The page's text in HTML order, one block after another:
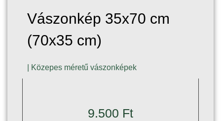
Vászonkép 35x70 cm
(70x35 cm)
Közepes méretű vászonképek
9.500 Ft